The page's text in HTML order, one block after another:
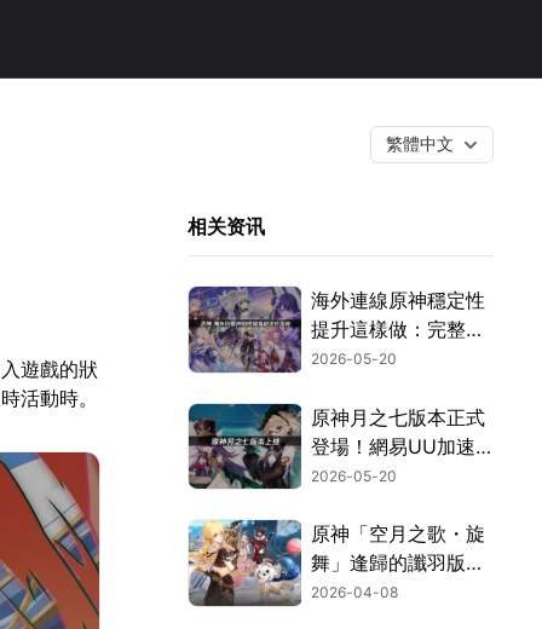
繁體中文
遊戲的狀
活動時。
相关资讯
海外連線原神穩定性
提升這樣做：完整攻
略！
2026-05-20
原神月之七版本正式
登場！網易UU加速
器助你流暢冒險。
2026-05-20
原神「空月之歌・旋
舞」逢歸的讖羽版本
上線，網路優化助你
2026-04-08